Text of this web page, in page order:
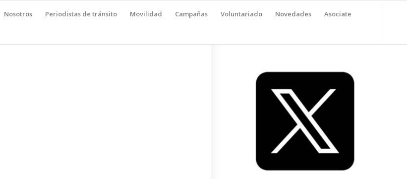
Nosotros Periodistas de tránsito Movilidad Campañas Voluntariado Novedades Asociate